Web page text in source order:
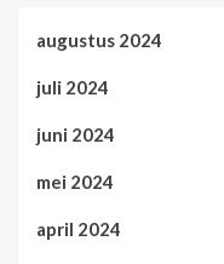
augustus 2024
juli 2024
juni 2024
mei 2024
april 2024